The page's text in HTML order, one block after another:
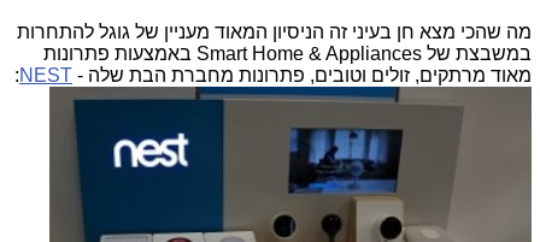
מה שהכי מצא חן בעיני זה הניסיון המאוד מעניין של גוגל להתחרות
במשבצת של Smart Home & Appliances באמצעות פתרונות
מאוד מרתקים, זולים וטובים, פתרונות מחברת הבת שלה - NEST
: